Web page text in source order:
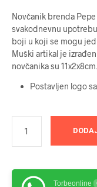
Novčanik brenda
svakodnevnu
boji u koji se mogu
Muški artikal je
novčanika su 11x2x8cm.
Postavljen logo
Torbeonline